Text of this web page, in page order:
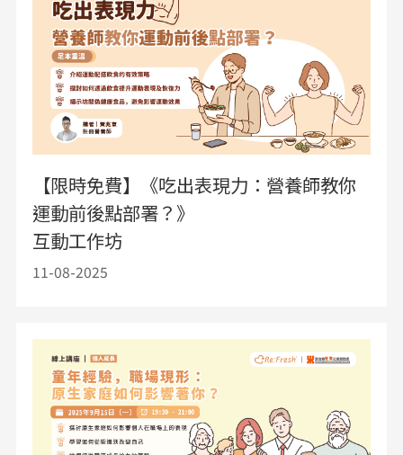
【限時免費】《吃出表現力：營養師教你
運動前後點部署？》
互動工作坊
11-08-2025